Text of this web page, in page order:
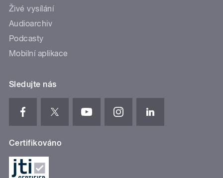
Živé vysílání
Audioarchiv
Podcasty
Mobilní aplikace
Sledujte nás
Certifikováno